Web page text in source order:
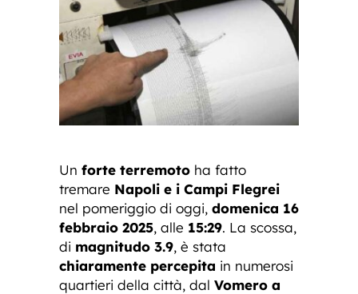
Un forte terremoto ha fatto
tremare Napoli e i Campi Flegrei
nel pomeriggio di oggi, domenica 16
febbraio 2025, alle 15:29. La scossa,
di magnitudo 3.9, è stata
chiaramente percepita in numerosi
quartieri della città, dal Vomero a